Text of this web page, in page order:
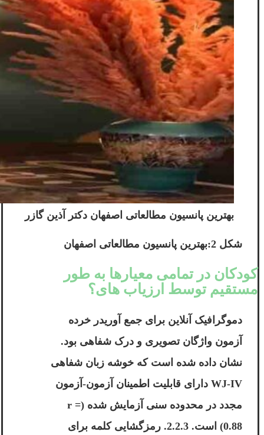
بهترین پانسیون مطالعاتی اصفهان دکتر آذین گازر
شکل 2:بهترین پانسیون مطالعاتی اصفهان
کودکان در تمامی معیارها به طور
مستقیم توسط ارزیاب های؟
دموگرافیک آنلاین برای جمع آوریدر خرده
آزمون واژگان تصویری و درک شفاهی بود.
نشان داده شده است که خوشه زبان شفاهی
WJ-IV دارای قابلیت اطمینان آزمون-آزمون
مجدد در محدوده سنی آزمایش شده (r =
0.88) است. 2.2.3. رمزگشایی کلمه برای